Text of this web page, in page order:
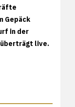
Gepäck
in der
überträgt live.